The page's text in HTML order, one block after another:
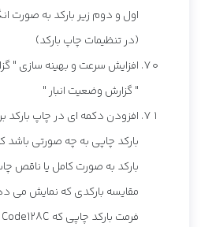
اول و دوم زیر بارکد به صورت
(در تنظیمات چاپ بارکد)
افزایش سرعت و بهینه سازی "
" گزارش وضعیت انبار "
افزودن دکمه ای در چاپ بارکد
بارکد چاپی به چه صورتی باشد
بارکد به صورت کامل یا ناقص
مقایسه بارکدی که نمایش می
فرمت بارکد چاپی که Code128C یا Code128B است